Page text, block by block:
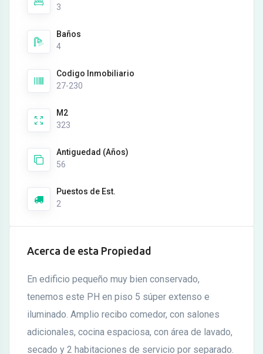
3
Baños
4
Codigo Inmobiliario
27-230
M2
323
Antiguedad (Años)
56
Puestos de Est.
2
Acerca de esta Propiedad
En edificio pequeño muy bien conservado,
tenemos este PH en piso 5 súper extenso e
iluminado. Amplio recibo comedor, con salones
adicionales, cocina espaciosa, con área de lavado,
secado y 2 habitaciones de servicio por separado.